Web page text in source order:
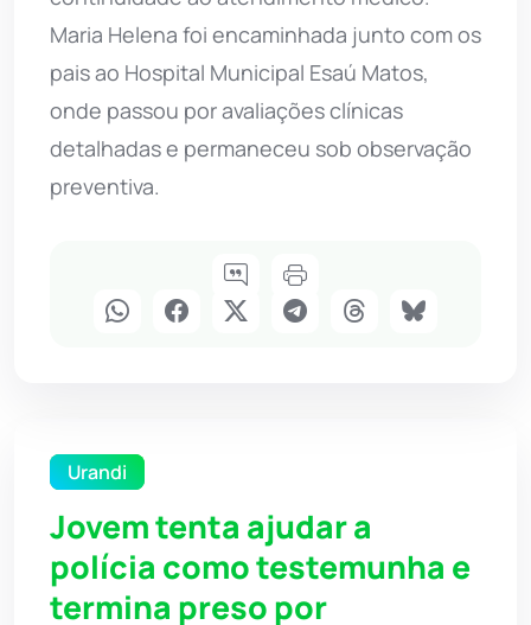
Maria Helena foi encaminhada junto com os
pais ao Hospital Municipal Esaú Matos,
onde passou por avaliações clínicas
detalhadas e permaneceu sob observação
preventiva.
Urandi
Jovem tenta ajudar a
polícia como testemunha e
termina preso por